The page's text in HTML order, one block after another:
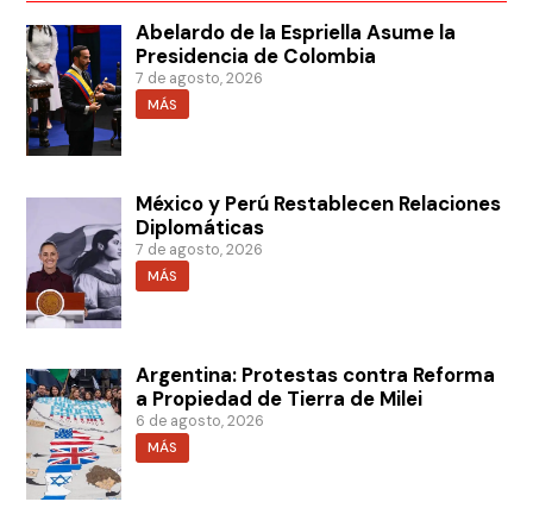
Abelardo de la Espriella Asume la
Presidencia de Colombia
7 de agosto, 2026
MÁS
México y Perú Restablecen Relaciones
Diplomáticas
7 de agosto, 2026
MÁS
Argentina: Protestas contra Reforma
a Propiedad de Tierra de Milei
6 de agosto, 2026
MÁS